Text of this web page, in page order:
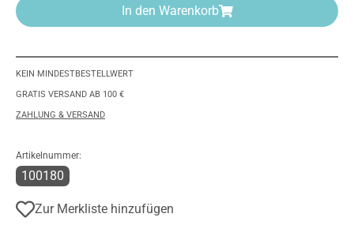
In den Warenkorb
KEIN MINDESTBESTELLWERT
GRATIS VERSAND AB 100 €
ZAHLUNG & VERSAND
Artikelnummer:
100180
Zur Merkliste hinzufügen